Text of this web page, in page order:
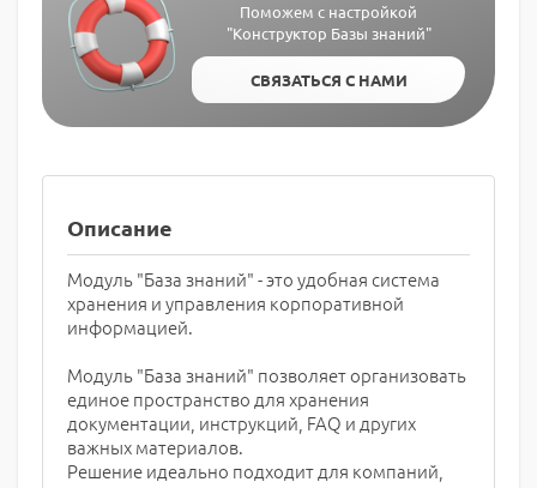
Поможем с настройкой
"Конструктор Базы знаний"
СВЯЗАТЬСЯ С НАМИ
Описание
Модуль "База знаний" - это удобная система
хранения и управления корпоративной
информацией.
Модуль "База знаний" позволяет организовать
единое пространство для хранения
документации, инструкций, FAQ и других
важных материалов.
Решение идеально подходит для компаний,